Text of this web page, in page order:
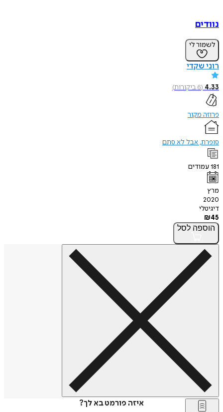
נוודים
לשמור לי
רוני שקדי
4.33
(
6ביקורות)
פרוזה מקור
סופרת, אבל לא סתם
181עמודים
מרץ
2020
דיגיטלי
₪45
הוספה לסל
איזה פורמט בא לך?